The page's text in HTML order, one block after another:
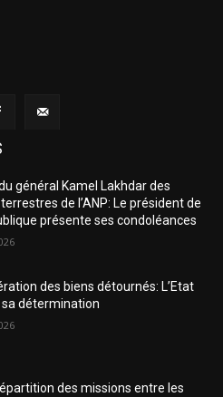
général Kamel Lakhdar des
de l’ANP: Le président de
présente ses condoléances
des biens détournés: L’Etat
détermination
des missions entre les